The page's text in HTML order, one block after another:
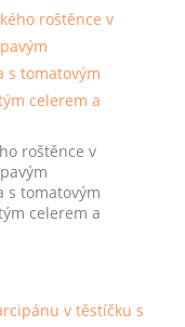
roštěnce v
s tomatovým
celerem a